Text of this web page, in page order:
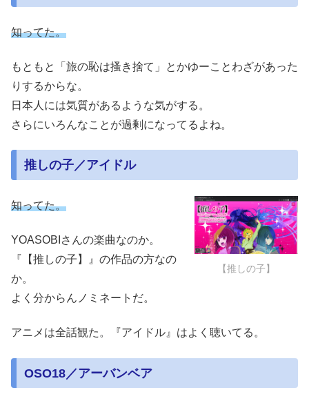
知ってた。
もともと「旅の恥は搔き捨て」とかゆーことわざがあった
りするからな。
日本人には気質があるような気がする。
さらにいろんなことが過剰になってるよね。
推しの子／アイドル
【推しの子】
知ってた。
YOASOBIさんの楽曲なのか。
『【推しの子】』の作品の方なの
か。
よく分からんノミネートだ。
アニメは全話観た。『アイドル』はよく聴いてる。
OSO18／アーバンベア